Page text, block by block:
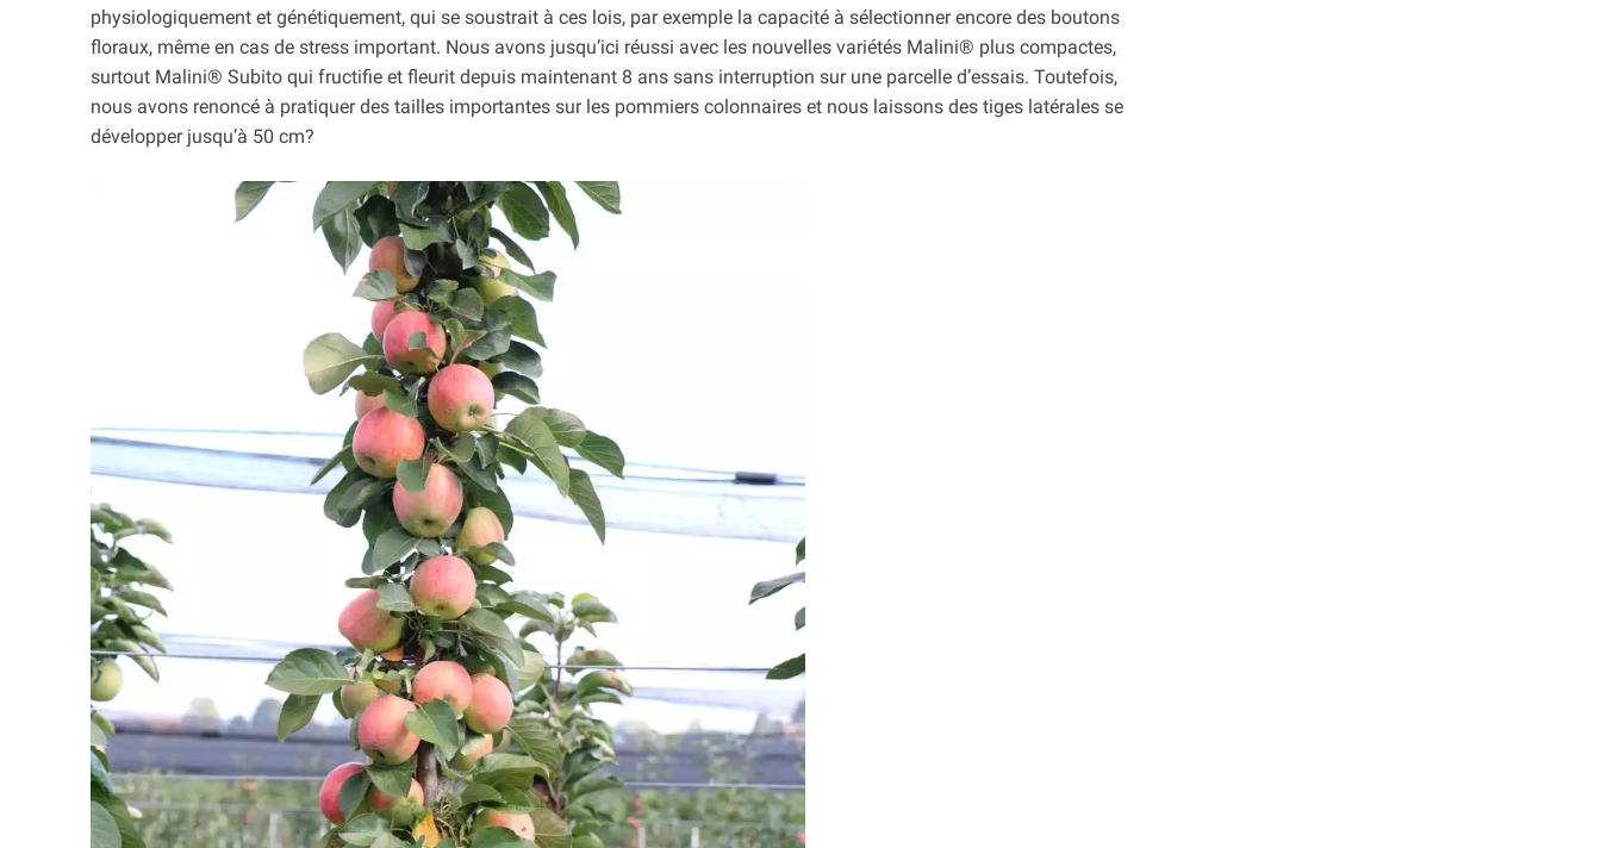
physiologiquement et génétiquement, qui se soustrait à ces lois, par exemple la capacité à sélectionner encore des boutons
floraux, même en cas de stress important. Nous avons jusqu’ici réussi avec les nouvelles variétés Malini® plus compactes,
surtout Malini® Subito qui fructifie et fleurit depuis maintenant 8 ans sans interruption sur une parcelle d’essais. Toutefois,
nous avons renoncé à pratiquer des tailles importantes sur les pommiers colonnaires et nous laissons des tiges latérales se
développer jusqu’à 50 cm?